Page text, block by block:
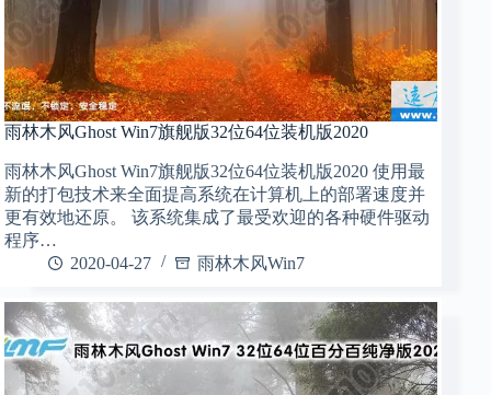
雨林木风Ghost Win7旗舰版32位64位装机版2020
雨林木风Ghost Win7旗舰版32位64位装机版2020 使用最
新的打包技术来全面提高系统在计算机上的部署速度并
更有效地还原。 该系统集成了最受欢迎的各种硬件驱动
程序…
2020-04-27
雨林木风Win7